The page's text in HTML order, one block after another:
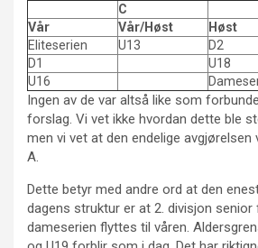
C
Vår
Vår/Høst
Høst
Eliteserien
U13
D2
D1
U18
U16
Ingen av de var altså like som
forslag. Vi vet ikke hvordan dette ble
men vi vet at den endelige
A.
Dette betyr med andre ord at den
dagens struktur er at 2. divisjon
dameserien flyttes til våren.